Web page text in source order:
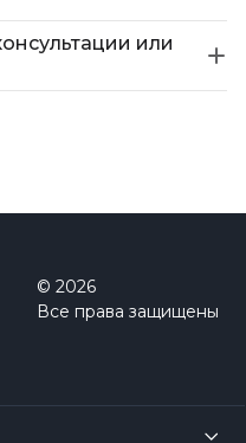
или
© 2026
Все права защищены